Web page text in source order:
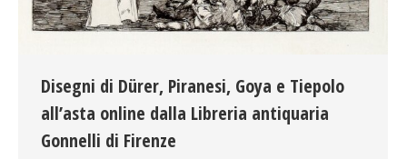
Disegni di Dürer, Piranesi, Goya e Tiepolo
all’asta online dalla Libreria antiquaria
Gonnelli di Firenze